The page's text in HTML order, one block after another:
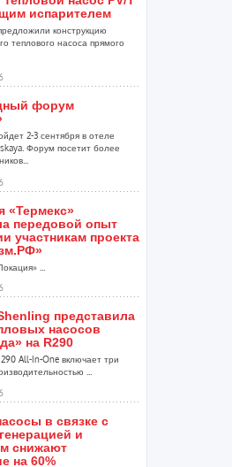
испарителем
конструкцию
теплового насоса прямого
форум
2-3 сентября в отеле
Форум посетит более
«Термекс»
передовой опыт
участникам проекта
...
представила
насосов
на R290
All-In-One включает три
...
в связке с
и
снижают
на 60%